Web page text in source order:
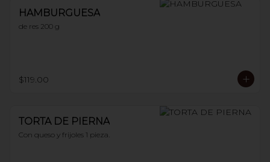
HAMBURGUESA
de res 200 g
$119.00
TORTA DE PIERNA
Con queso y frijoles 1 pieza.